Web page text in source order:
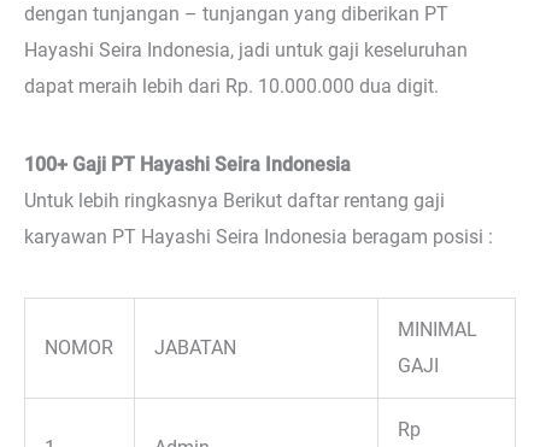
dengan tunjangan – tunjangan yang diberikan PT
Hayashi Seira Indonesia, jadi untuk gaji keseluruhan
dapat meraih lebih dari Rp. 10.000.000 dua digit.
100+ Gaji PT Hayashi Seira Indonesia
Untuk lebih ringkasnya Berikut daftar rentang gaji
karyawan PT Hayashi Seira Indonesia beragam posisi :
NOMOR JABATAN
MINIMAL
GAJI
Rp